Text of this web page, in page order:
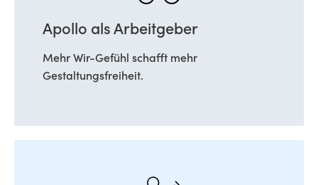
Apollo als Arbeitgeber
Mehr Wir-Gefühl schafft mehr
Gestaltungsfreiheit.